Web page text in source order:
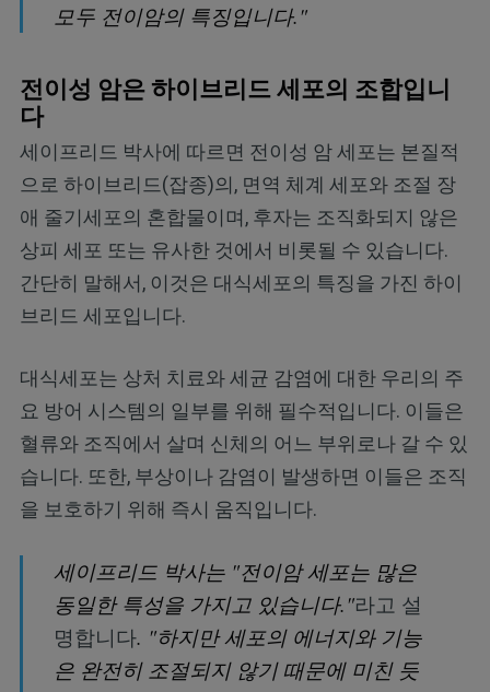
모두 전이암의 특징입니다."
전이성 암은 하이브리드 세포의 조합입니
다
세이프리드 박사에 따르면 전이성 암 세포는 본질적
으로 하이브리드(잡종)의, 면역 체계 세포와 조절 장
애 줄기세포의 혼합물이며, 후자는 조직화되지 않은
상피 세포 또는 유사한 것에서 비롯될 수 있습니다.
간단히 말해서, 이것은 대식세포의 특징을 가진 하이
브리드 세포입니다.
대식세포는 상처 치료와 세균 감염에 대한 우리의 주
요 방어 시스템의 일부를 위해 필수적입니다. 이들은
혈류와 조직에서 살며 신체의 어느 부위로나 갈 수 있
습니다. 또한, 부상이나 감염이 발생하면 이들은 조직
을 보호하기 위해 즉시 움직입니다.
세이프리드 박사는 "전이암 세포는 많은
동일한 특성을 가지고 있습니다."라고 설
명합니다. "하지만 세포의 에너지와 기능
은 완전히 조절되지 않기 때문에 미친 듯